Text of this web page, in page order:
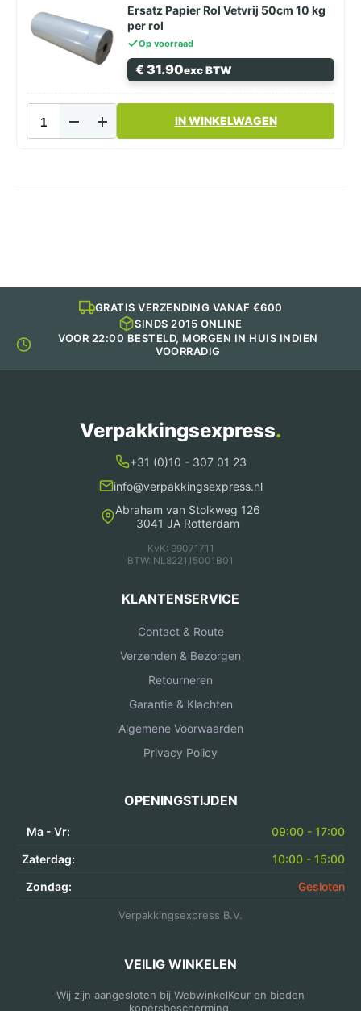
per
pak
aantal
Ersatz Papier Rol Vetvrij 50cm 10 kg
per rol
Op voorraad
€31.90exc BTW
Papier
Rol
IN WINKELWAGEN
GRATIS VERZENDING VANAF €600
SINDS 2015 ONLINE
VOOR 22:00 BESTELD, MORGEN IN HUIS INDIEN
VOORRADIG
Verpakkingsexpress.
+31 (0)10 - 307 01 23
info@verpakkingsexpress.nl
Abraham van Stolkweg 126
3041 JA Rotterdam
KvK: 99071711
BTW: NL822115001B01
KLANTENSERVICE
Contact & Route
Verzenden & Bezorgen
Retourneren
Garantie & Klachten
Algemene Voorwaarden
Privacy Policy
OPENINGSTIJDEN
Ma - Vr:
09:00 - 17:00
Zaterdag:
10:00 - 15:00
Zondag:
Gesloten
Verpakkingsexpress B.V.
VEILIG WINKELEN
Wij zijn aangesloten bij WebwinkelKeur en bieden
kopersbescherming.